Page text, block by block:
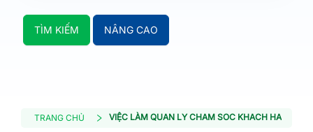
TÌM KIẾM NÂNG CAO
TRANG CHỦ VIỆC LÀM QUAN LY CHAM SOC KHACH HANG